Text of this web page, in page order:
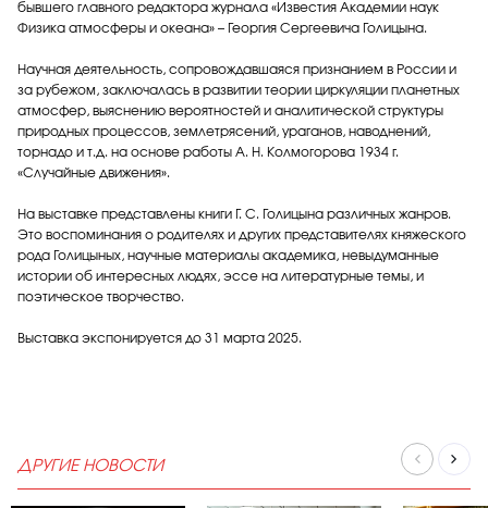
бывшего главного редактора журнала «Известия Академии наук
Физика атмосферы и океана» – Георгия Сергеевича Голицына.
Научная деятельность, сопровождавшаяся признанием в России и
за рубежом, заключалась в развитии теории циркуляции планетных
атмосфер, выяснению вероятностей и аналитической структуры
природных процессов, землетрясений, ураганов, наводнений,
торнадо и т.д. на основе работы А. Н. Колмогорова 1934 г.
«Случайные движения».
На выставке представлены книги Г. С. Голицына различных жанров.
Это воспоминания о родителях и других представителях княжеского
рода Голицыных, научные материалы академика, невыдуманные
истории об интересных людях, эссе на литературные темы, и
поэтическое творчество.
Выставка экспонируется до 31 марта 2025.
ДРУГИЕ НОВОСТИ